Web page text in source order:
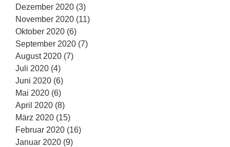
Dezember 2020 (3)
November 2020 (11)
Oktober 2020 (6)
September 2020 (7)
August 2020 (7)
Juli 2020 (4)
Juni 2020 (6)
Mai 2020 (6)
April 2020 (8)
März 2020 (15)
Februar 2020 (16)
Januar 2020 (9)